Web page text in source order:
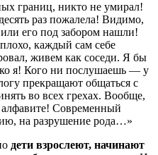
границ, никто не умирал!
раз пожалела! Видимо,
его под забором нашли!
каждый сам себе
живем как соседи. Я бы
я! Кого ни послушаешь — у
прекращают общаться с
во всех грехах. Вообще,
Современный
на разрушение рода…»
дети взрослеют, начинают